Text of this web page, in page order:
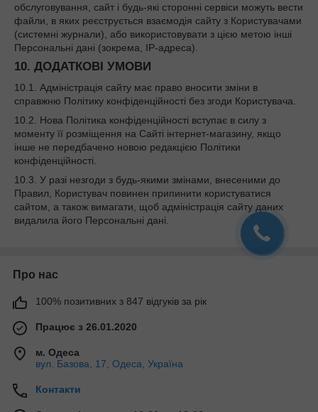
обслуговування, сайт і будь-які сторонні сервіси можуть вести
файли, в яких реєструється взаємодія сайту з Користувачами
(системні журнали), або використовувати з цією метою інші
Персональні дані (зокрема, IP-адреса).
10. ДОДАТКОВІ УМОВИ
10.1. Адміністрація сайту має право вносити зміни в
справжню Політику конфіденційності без згоди Користувача.
10.2. Нова Політика конфіденційності вступає в силу з
моменту її розміщення на Сайті інтернет-магазину, якщо
інше не передбачено новою редакцією Політики
конфіденційності.
10.3. У разі незгоди з будь-якими змінами, внесеними до
Правил, Користувач повинен припинити користуватися
сайтом, а також вимагати, щоб адміністрація сайту даних
видалила його Персональні дані.
Про нас
100% позитивних з 847 відгуків за рік
Працює з 26.01.2020
м. Одеса
вул. Базова, 17, Одеса, Україна
Контакти